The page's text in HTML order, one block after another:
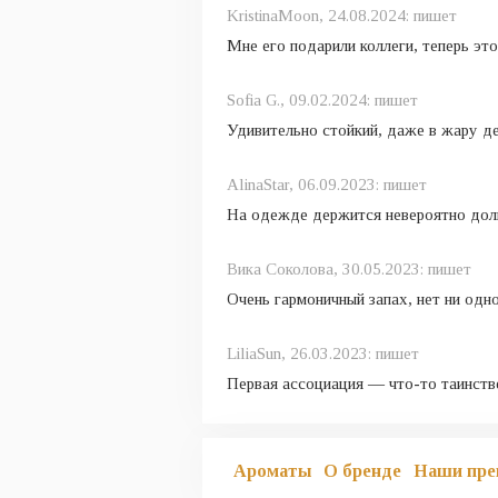
KristinaMoon, 24.08.2024: пишет
Мне его подарили коллеги, теперь
Sofia G., 09.02.2024: пишет
Удивительно стойкий, даже в жару
AlinaStar, 06.09.2023: пишет
На одежде держится невероятно
Вика Соколова, 30.05.2023: пишет
Очень гармоничный запах, нет ни
LiliaSun, 26.03.2023: пишет
Первая ассоциация — что-то
Ароматы О бренде Наши